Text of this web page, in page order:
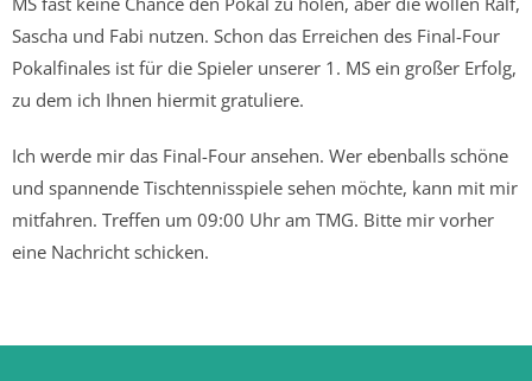
Sascha und Fabi nutzen. Schon das Erreichen des Final-Four
Pokalfinales ist für die Spieler unserer 1. MS ein großer Erfolg,
zu dem ich Ihnen hiermit gratuliere.
Ich werde mir das Final-Four ansehen. Wer ebenballs schöne
und spannende Tischtennisspiele sehen möchte, kann mit mir
mitfahren. Treffen um 09:00 Uhr am TMG. Bitte mir vorher
eine Nachricht schicken.